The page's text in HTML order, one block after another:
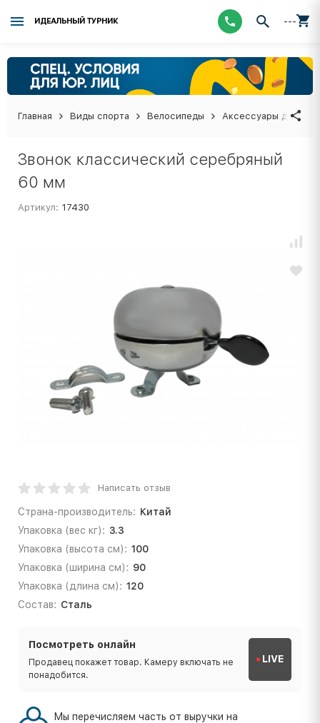
ИДЕАЛЬНЫЙ ТУРНИК ---
Главная Виды спорта Велосипеды Аксессуары для
Звонок классический серебряный
60 мм
Артикул: 17430
Написать отзыв
Страна-производитель: Китай
Упаковка (вес кг): 3.3
Упаковка (высота см): 100
Упаковка (ширина см): 90
Упаковка (длина см): 120
Состав: Сталь
Посмотреть онлайн
Продавец покажет товар. Камеру включать не
понадобится.
LIVE
Мы перечисляем часть от выручки на